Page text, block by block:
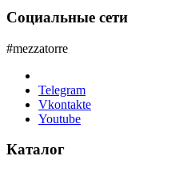
Социальные сети
#mezzatorre
Telegram
Vkontakte
Youtube
Каталог